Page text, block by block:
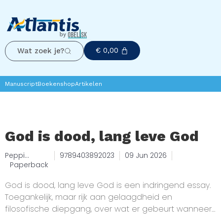
Wat zoek je? € 0,00
ManuscriptBoekenshopArtikelen
God is dood, lang leve God
Peppi
Verkaar
9789403892023
09 Jun 2026
Paperback
God is dood, lang leve God is een indringend essay.
Toegankelijk, maar rijk aan gelaagdheid en
filosofische diepgang, over wat er gebeurt wanneer